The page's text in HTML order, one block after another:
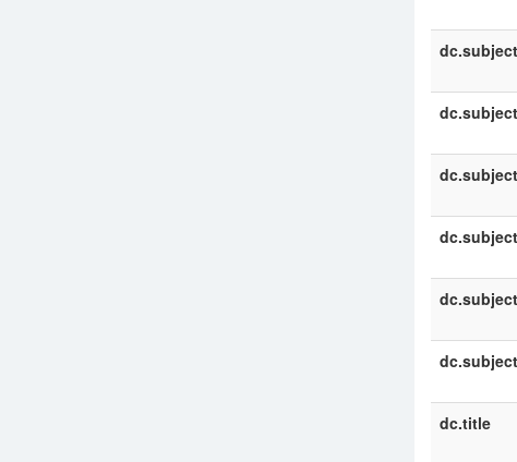
dc.subject
dc.subject
dc.subject
dc.subject
dc.subject
dc.subject
dc.title